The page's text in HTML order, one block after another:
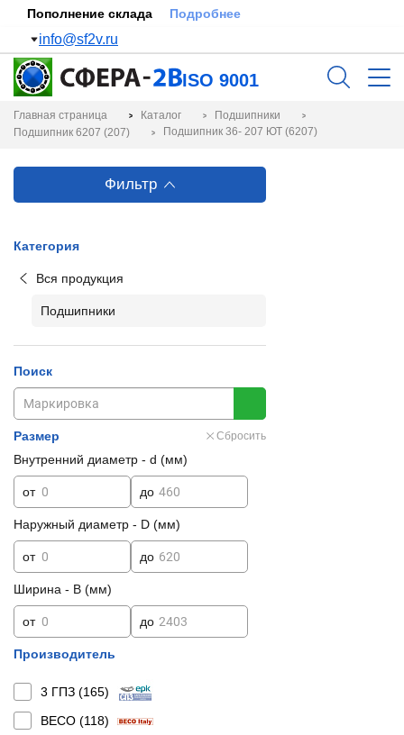
Пополнение склада Подробнее
info@sf2v.ru
ISO 9001
Главная страница Каталог
Подшипники
Подшипник 6207 (207)
Подшипник 36- 207 ЮТ (6207)
Фильтр
Категория
Вся продукция
Подшипники
Поиск
Размер Сбросить
Внутренний диаметр - d (мм)
от до
Наружный диаметр - D (мм)
от до
Ширина - B (мм)
от до
Производитель
3 ГПЗ (165)
BECO (118)